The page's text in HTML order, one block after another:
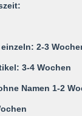
die Schnullerkette
verwenden, wenn
befindet
die
darf
2-3
3-4 Wochen
Namen 1-2